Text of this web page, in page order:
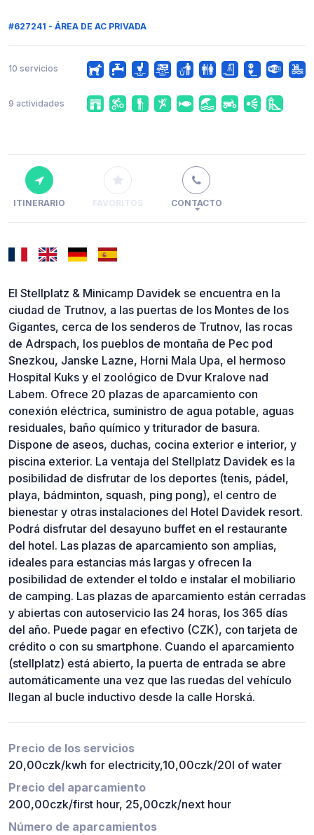
#627241 - ÁREA DE AC PRIVADA
10 servicios
9 actividades
ITINERARIO FAVORITOS CONTACTO
El Stellplatz & Minicamp Davidek se encuentra en la
ciudad de Trutnov, a las puertas de los Montes de los
Gigantes, cerca de los senderos de Trutnov, las rocas
de Adrspach, los pueblos de montaña de Pec pod
Snezkou, Janske Lazne, Horni Mala Upa, el hermoso
Hospital Kuks y el zoológico de Dvur Kralove nad
Labem. Ofrece 20 plazas de aparcamiento con
conexión eléctrica, suministro de agua potable, aguas
residuales, baño químico y triturador de basura.
Dispone de aseos, duchas, cocina exterior e interior, y
piscina exterior. La ventaja del Stellplatz Davidek es la
posibilidad de disfrutar de los deportes (tenis, pádel,
playa, bádminton, squash, ping pong), el centro de
bienestar y otras instalaciones del Hotel Davidek resort.
Podrá disfrutar del desayuno buffet en el restaurante
del hotel. Las plazas de aparcamiento son amplias,
ideales para estancias más largas y ofrecen la
posibilidad de extender el toldo e instalar el mobiliario
de camping. Las plazas de aparcamiento están cerradas
y abiertas con autoservicio las 24 horas, los 365 días
del año. Puede pagar en efectivo (CZK), con tarjeta de
crédito o con su smartphone. Cuando el aparcamiento
(stellplatz) está abierto, la puerta de entrada se abre
automáticamente una vez que las ruedas del vehículo
llegan al bucle inductivo desde la calle Horská.
Precio de los servicios
20,00czk/kwh for electricity,10,00czk/20l of water
Precio del aparcamiento
200,00czk/first hour, 25,00czk/next hour
Número de aparcamientos